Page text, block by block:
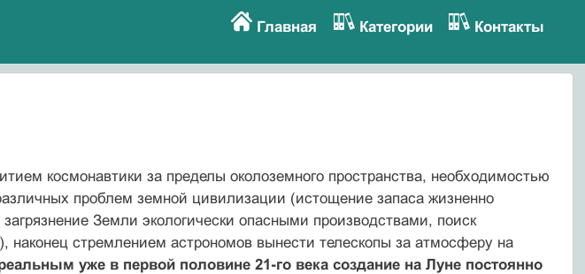
Главная Категории Контакты
космонавтики за пределы околоземного пространства, необходимостью
проблем земной цивилизации (истощение запаса жизненно
Земли экологически опасными производствами, поиск
наконец стремлением астрономов вынести телескопы за атмосферу на
уже в первой половине 21-го века создание на Луне постоянно